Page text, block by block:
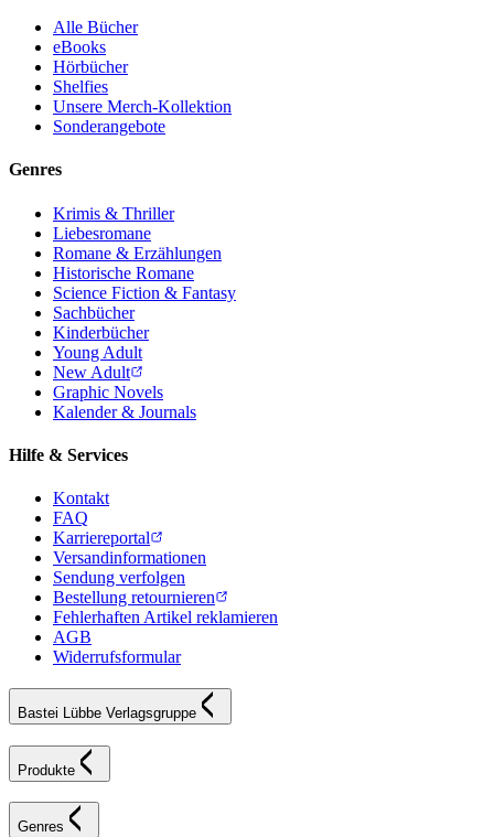
Alle Bücher
eBooks
Hörbücher
Shelfies
Unsere Merch-Kollektion
Sonderangebote
Genres
Krimis & Thriller
Liebesromane
Romane & Erzählungen
Historische Romane
Science Fiction & Fantasy
Sachbücher
Kinderbücher
Young Adult
New Adult
Graphic Novels
Kalender & Journals
Hilfe & Services
Kontakt
FAQ
Karriereportal
Versandinformationen
Sendung verfolgen
Bestellung retournieren
Fehlerhaften Artikel reklamieren
AGB
Widerrufsformular
Bastei Lübbe Verlagsgruppe
Produkte
Genres